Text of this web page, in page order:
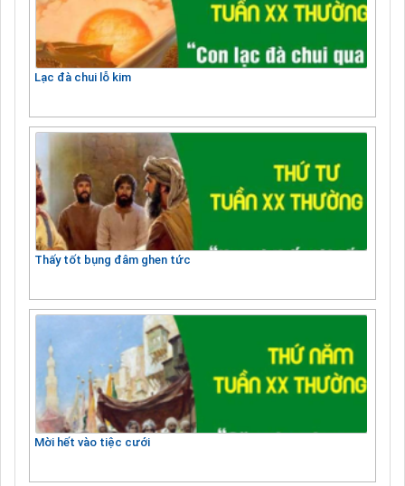
Lạc đà chui lỗ kim
Thấy tốt bụng đâm ghen tức
Mời hết vào tiệc cưới